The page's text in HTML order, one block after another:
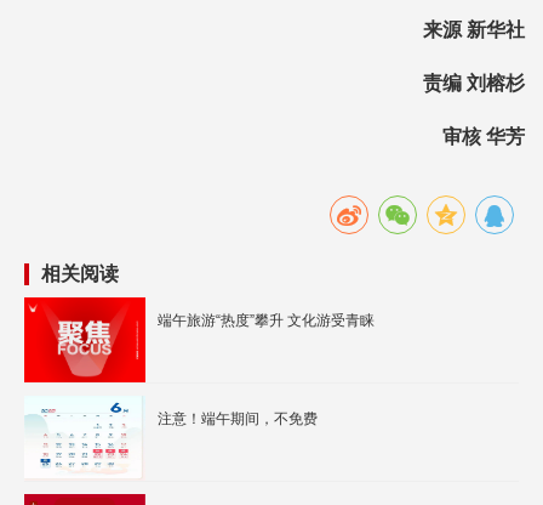
来源 新华社
责编 刘榕杉
审核 华芳
相关阅读
端午旅游“热度”攀升 文化游受青睐
注意！端午期间，不免费